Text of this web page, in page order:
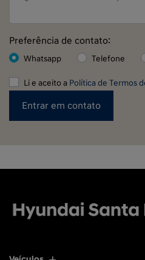
Preferência de contato:
Whatsapp Telefone
Li e aceito a Política de Termos
Entrar em contato